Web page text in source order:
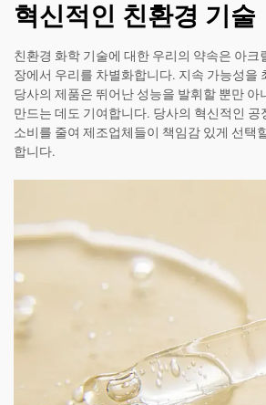
혁신적인 친환경 기술
친환경 화학 기술에 대한 우리의 약속은 아크
장에서 우리를 차별화합니다. 지속 가능성을
당사의 제품은 뛰어난 성능을 발휘할 뿐만 아
만드는 데도 기여합니다. 당사의 혁신적인 공
소비를 줄여 제조업체들이 책임감 있게 선택
합니다.